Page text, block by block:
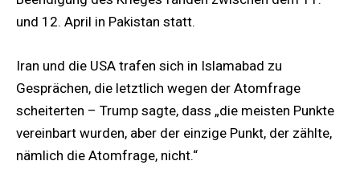
und 12. April in Pakistan statt.
Iran und die USA trafen sich in Islamabad zu
Gesprächen, die letztlich wegen der Atomfrage
scheiterten – Trump sagte, dass „die meisten Punkte
vereinbart wurden, aber der einzige Punkt, der zählte,
nämlich die Atomfrage, nicht.“